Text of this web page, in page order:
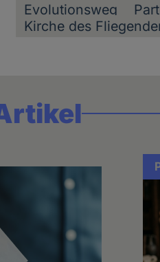
Evolutionsweg
Kirche des